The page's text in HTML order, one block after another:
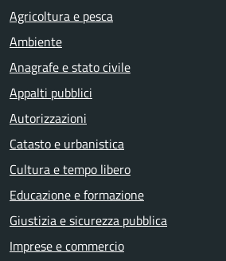
Agricoltura e pesca
Ambiente
Anagrafe e stato civile
Appalti pubblici
Autorizzazioni
Catasto e urbanistica
Cultura e tempo libero
Educazione e formazione
Giustizia e sicurezza pubblica
Imprese e commercio